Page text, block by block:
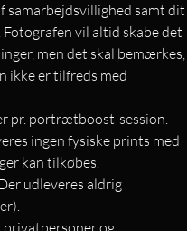
samarbejdsvillighed samt dit
vil altid skabe det
men det skal bemærkes,
ikke er tilfreds med
pr. portrætboost-session.
ingen fysiske prints med
kan tilkøbes.
udleveres aldrig